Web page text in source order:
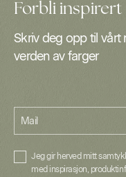
Forbli inspirert
Skriv deg opp til vårt
verden av farger
Mail
Jeg gir herved mitt
med inspirasjon,